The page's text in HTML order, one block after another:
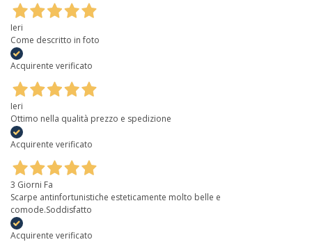
Ieri
Come descritto in foto
Acquirente verificato
Ieri
Ottimo nella qualità prezzo e spedizione
Acquirente verificato
3 Giorni Fa
Scarpe antinfortunistiche esteticamente molto belle e
comode.Soddisfatto
Acquirente verificato